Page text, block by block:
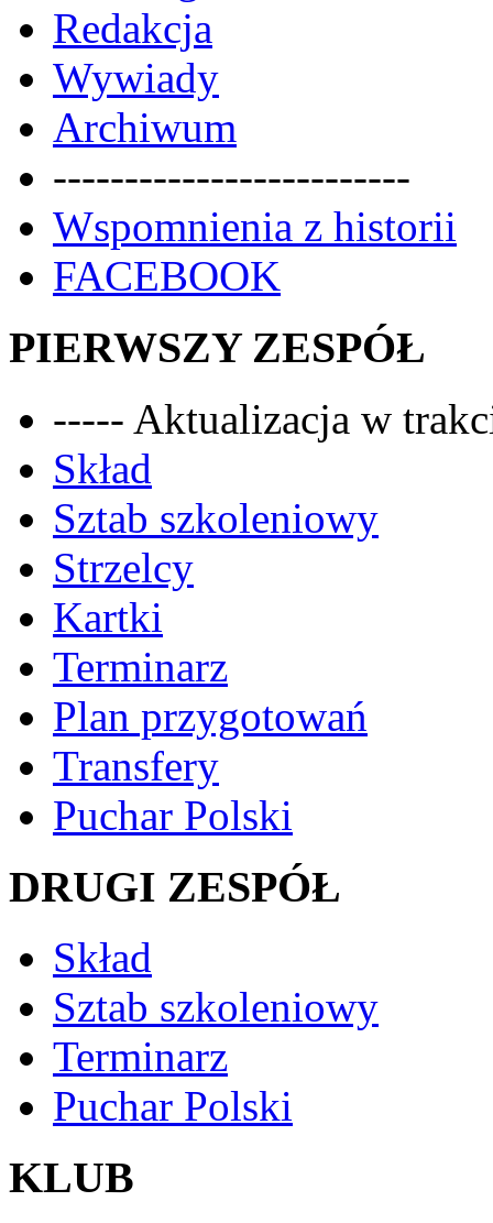
Redakcja
Wywiady
Archiwum
-------------------------
Wspomnienia z historii
FACEBOOK
PIERWSZY ZESPÓŁ
----- Aktualizacja w
Skład
Sztab szkoleniowy
Strzelcy
Kartki
Terminarz
Plan przygotowań
Transfery
Puchar Polski
DRUGI ZESPÓŁ
Skład
Sztab szkoleniowy
Terminarz
Puchar Polski
KLUB